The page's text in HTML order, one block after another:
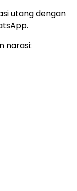
utang dengan
narasi: